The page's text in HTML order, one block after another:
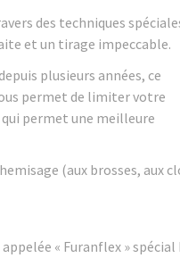
des techniques
et un tirage impeccable.
plusieurs années, ce
permet de limiter votre
permet une meilleure
(aux brosses, aux
« Furanflex »